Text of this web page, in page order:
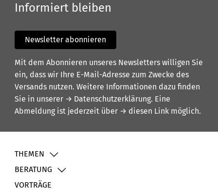
Informiert bleiben
Newsletter abonnieren
Mit dem Abonnieren unseres Newsletters willigen Sie
ein, dass wir Ihre E-Mail-Adresse zum Zwecke des
Versands nutzen. Weitere Informationen dazu finden
Sie in unserer → Datenschutzerklärung. Eine
Abmeldung ist jederzeit über → diesen Link möglich.
THEMEN
BERATUNG
VORTRÄGE